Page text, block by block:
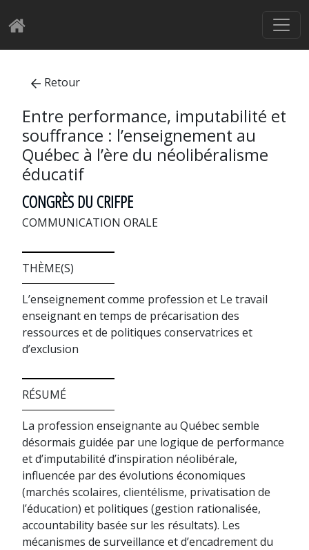
Retour
Entre performance, imputabilité et
souffrance : l’enseignement au
Québec à l’ère du néolibéralisme
éducatif
CONGRÈS DU CRIFPE
COMMUNICATION ORALE
THÈME(S)
L’enseignement comme profession et Le travail
enseignant en temps de précarisation des
ressources et de politiques conservatrices et
d’exclusion
RÉSUMÉ
La profession enseignante au Québec semble
désormais guidée par une logique de performance
et d’imputabilité d’inspiration néolibérale,
influencée par des évolutions économiques
(marchés scolaires, clientélisme, privatisation de
l’éducation) et politiques (gestion rationalisée,
accountability basée sur les résultats). Les
mécanismes de surveillance et d’encadrement du